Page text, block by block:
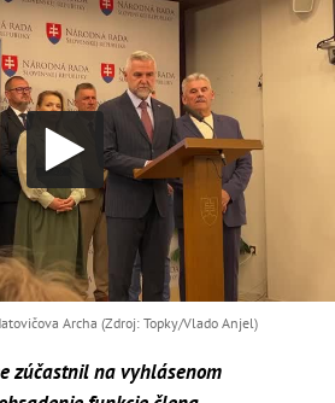
Archa (Zdroj: Topky/Vlado Anjel)
zúčastnil na vyhlásenom